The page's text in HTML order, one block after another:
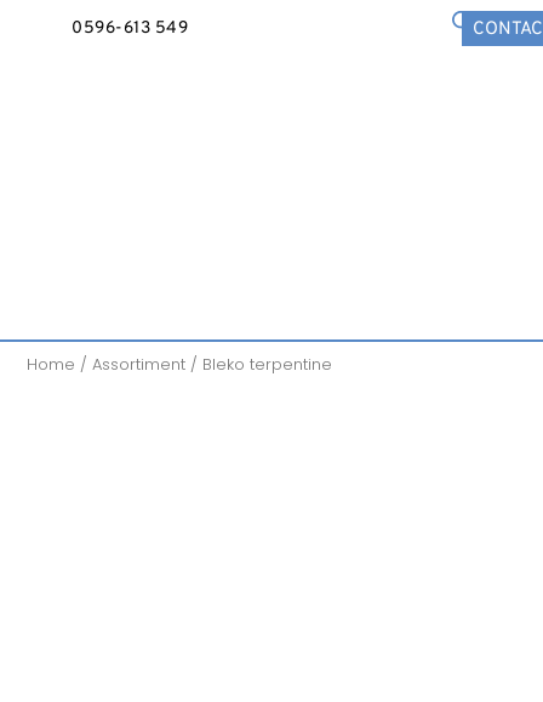
0596-613 549
Home /Assortiment / Bleko terpentine